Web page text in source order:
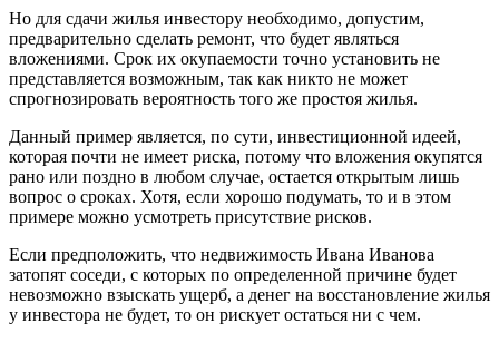
Но для сдачи жилья инвестору необходимо, допустим,
предварительно сделать ремонт, что будет являться
вложениями. Срок их окупаемости точно установить не
представляется возможным, так как никто не может
спрогнозировать вероятность того же простоя жилья.
Данный пример является, по сути, инвестиционной идеей,
которая почти не имеет риска, потому что вложения окупятся
рано или поздно в любом случае, остается открытым лишь
вопрос о сроках. Хотя, если хорошо подумать, то и в этом
примере можно усмотреть присутствие рисков.
Если предположить, что недвижимость Ивана Иванова
затопят соседи, с которых по определенной причине будет
невозможно взыскать ущерб, а денег на восстановление жилья
у инвестора не будет, то он рискует остаться ни с чем.